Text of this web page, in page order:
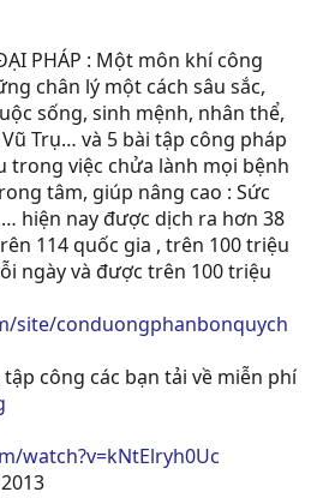
PHÁP : Một môn khí công
chân lý một cách sâu sắc,
sống, sinh mệnh, nhân thể,
Trụ… và 5 bài tập công pháp
trong việc chửa lành mọi bệnh
tâm, giúp nâng cao : Sức
hiện nay được dịch ra hơn 38
114 quốc gia , trên 100 triệu
ngày và được trên 100 triệu
site/conduongphanbonquych
công các bạn tải về miễn phí
watch?v=kNtElryh0Uc